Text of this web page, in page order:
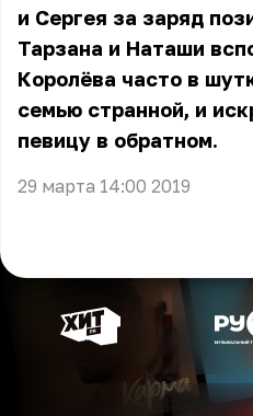
и Сергея за заряд
Тарзана и Наташи
Королёва часто в
семью странной, и
певицу в обратном.
29 марта 14:00 2019